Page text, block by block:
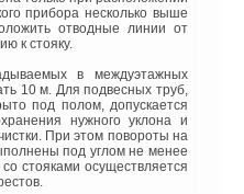
прибора несколько выше
отводные линии от
к стояку.
в междуэтажных
10 м. Для подвесных труб,
под полом, допускается
нужного уклона и
При этом повороты на
под углом не менее
стояками осуществляется
при производстве
выполнение сразу
износостойкости
«оседания» пламени
погодозависимого
Control призвана
поддержание заданной
на данных уличного